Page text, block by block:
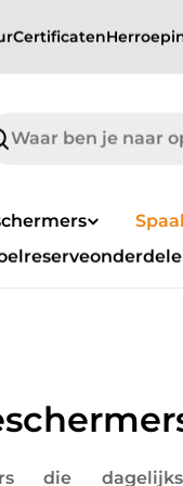
Certificaten
die